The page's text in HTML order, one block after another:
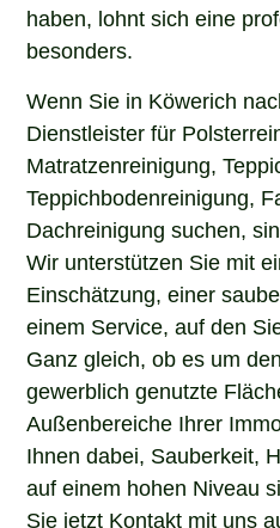
haben, lohnt sich eine
besonders.
Wenn Sie in Köwerich
Dienstleister für
Matratzenreinigung,
Teppichbodenreinigung,
Dachreinigung suchen,
Wir unterstützen Sie mit
Einschätzung, einer
einem Service, auf den
Ganz gleich, ob es um
gewerblich genutzte
Außenbereiche Ihrer
Ihnen dabei, Sauberkeit,
auf einem hohen Niveau
Sie jetzt Kontakt mit uns